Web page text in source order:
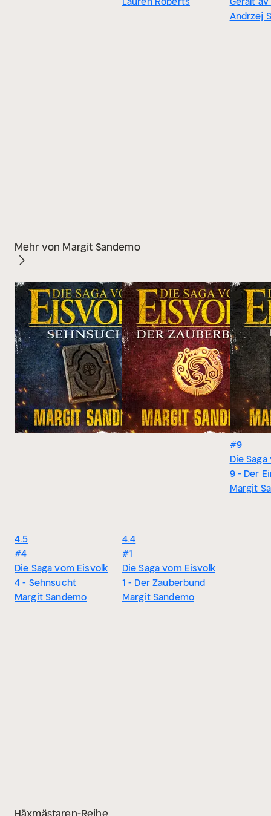
Andrzej
Mehr von Margit Sandemo
4.5
#4
Die Saga vom Eisvolk
4 - Sehnsucht
Margit Sandemo
4.4
#1
Die Saga vom Eisvolk
1 - Der Zauberbund
Margit Sandemo
#9
Die
9 - Der
Margit